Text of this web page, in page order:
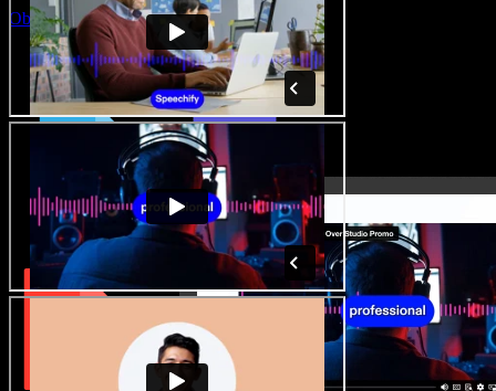
Obre l'Studio